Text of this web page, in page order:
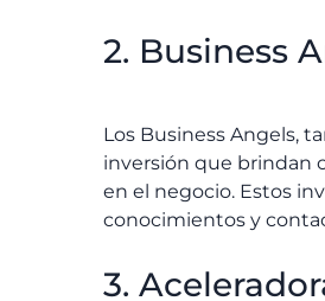
2. Business
Los Business Angels,
inversión que brindan
en el negocio. Estos
conocimientos y
3.